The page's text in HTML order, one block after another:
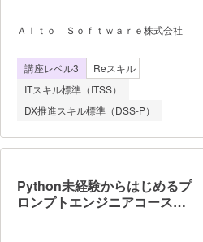
こと】 ●Pythonプログラミングの基
礎 基本文法から高度なプログラミン
ツールの使い方 データ分析で使用さ
れる主要なツールを学びます。 ●機械
学習の基礎 データ前処理、モデルの
学習、評価など機械学習の一連の処理を実
住宅価格データを使って機械学習を実践し
Ａｌｔｏ Ｓｏｆｔｗａｒｅ株式会社
講座レベル3
Reスキル
ITスキル標準（ITSS）
DX推進スキル標準（DSS-P）
Python未経験からはじめるプ
ロンプトエンジニアコース